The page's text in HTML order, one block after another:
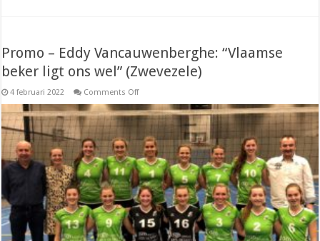
Promo – Eddy Vancauwenberghe: “Vlaamse
beker ligt ons wel” (Zwevezele)
4 februari 2022 Comments Offon
–
Eddy
Vancauwenberghe:
“Vlaamse
beker
ligt
ons
wel”
(Zwevezele)